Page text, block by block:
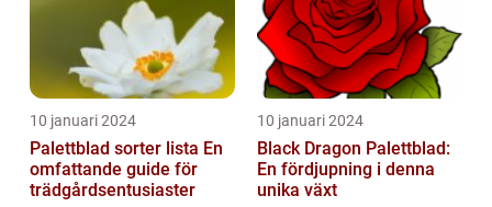
10 januari 2024
Palettblad sorter lista En
omfattande guide för
trädgårdsentusiaster
10 januari 2024
Black Dragon Palettblad:
En fördjupning i denna
unika växt